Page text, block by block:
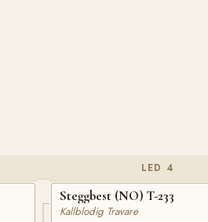
LED 4
Steggbest (NO) T-233
Kallblodig Travare